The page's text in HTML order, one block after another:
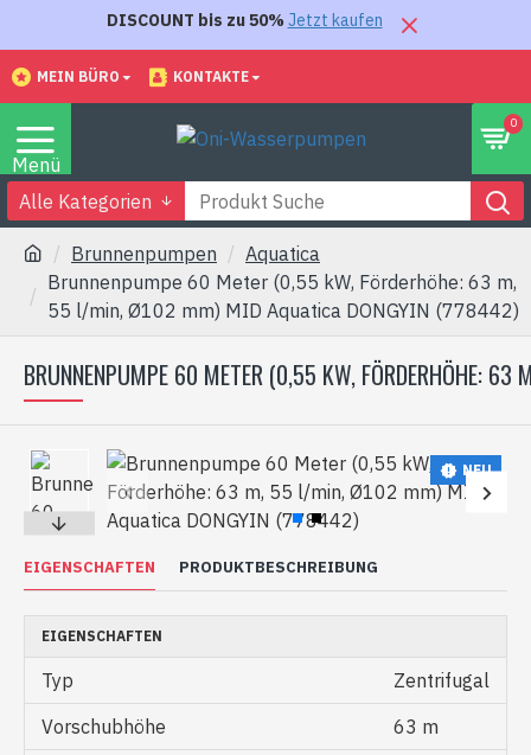
DISCOUNT bis zu 50%Jetzt kaufen
MEIN BÜRO KONTAKTE
0
Alle Kategorien
Brunnenpumpen
Aquatica
Brunnenpumpe 60 Meter (0,55 kW, Förderhöhe: 63 m,
55 l/min, Ø102 mm) MID Aquatica DONGYIN (778442)
BRUNNENPUMPE 60 METER (0,55 KW, FÖRDERHÖHE:
NEU
EIGENSCHAFTEN PRODUKTBESCHREIBUNG
EIGENSCHAFTEN
Typ
Zentrifugal
Vorschubhöhe
63 m